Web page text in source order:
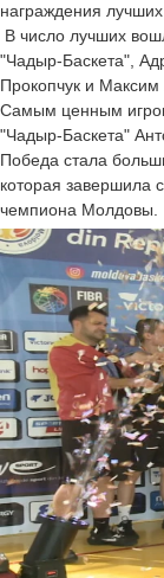
награждения лучших
В число лучших
"Чадыр-Баскета",
Прокопчук и Максим
Самым ценным
"Чадыр-Баскета"
Победа стала
которая завершила
чемпиона Молдовы.